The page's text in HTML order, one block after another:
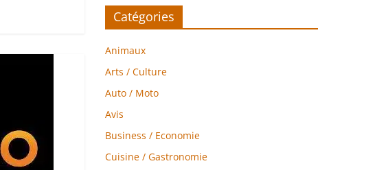
Catégories
Animaux
Arts / Culture
Auto / Moto
Avis
Business / Economie
Cuisine / Gastronomie